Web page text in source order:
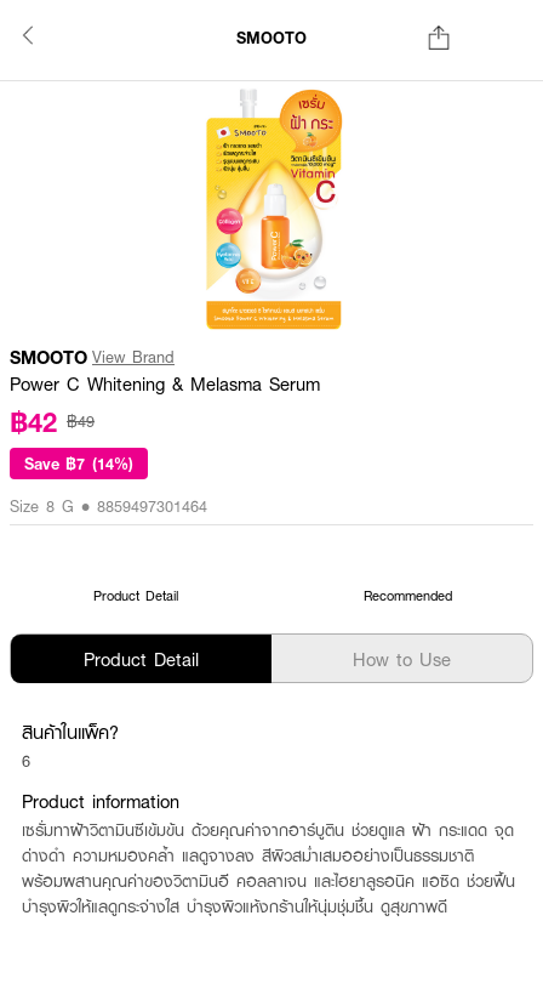
SMOOTO
SMOOTO View Brand
Power C Whitening & Melasma Serum
฿42 ฿49
Save ฿7 (14%)
Size 8 G • 8859497301464
Product Detail Recommended
Product Detail How to Use
สินค้าในแพ็ค?
6
Product information
เซรั่มทาฝ้าวิตามินซีเข้มข้น ด้วยคุณค่าจากอาร์บูติน ช่วยดูแล ฝ้า กระแดด จุด
ด่างดำ ความหมองคล้ำ แลดูจางลง สีผิวสม่ำเสมออย่างเป็นธรรมชาติ
พร้อมผสานคุณค่าของวิตามินอี คอลลาเจน และไฮยาลูรอนิค แอซิด ช่วยฟื้น
บำรุงผิวให้แลดูกระจ่างใส บำรุงผิวแห้งกร้านให้นุ่มชุ่มชื้น ดูสุขภาพดี